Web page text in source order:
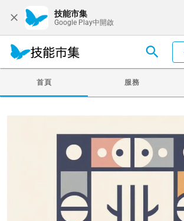
技能市集
Google Play中開啟
首頁 服務